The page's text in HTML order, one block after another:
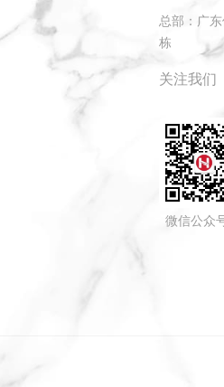
总部： 广
栋
关注我们
微信公众